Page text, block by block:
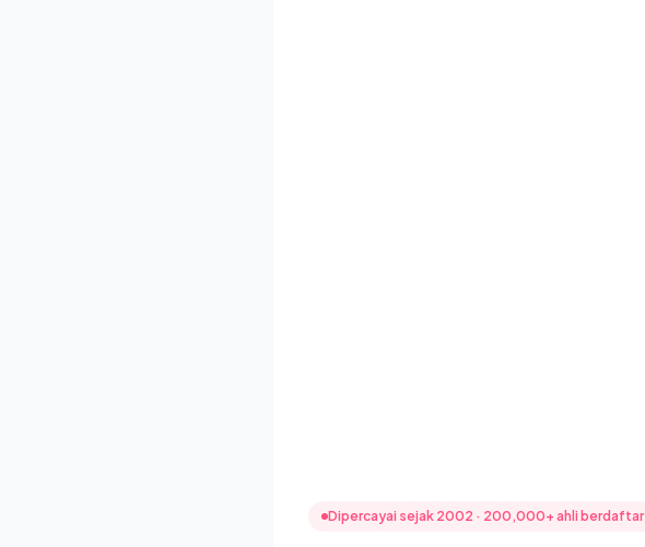
Dipercayai sejak 2002 · 200,000+ ahli berdaftar